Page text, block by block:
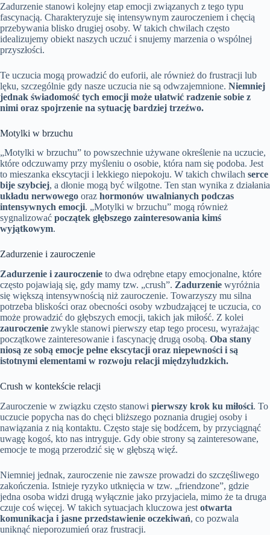
Zadurzenie stanowi kolejny etap emocji związanych z tego typu
fascynacją. Charakteryzuje się intensywnym zauroczeniem i chęcią
przebywania blisko drugiej osoby. W takich chwilach często
idealizujemy obiekt naszych uczuć i snujemy marzenia o wspólnej
przyszłości.
Te uczucia mogą prowadzić do euforii, ale również do frustracji lub
lęku, szczególnie gdy nasze uczucia nie są odwzajemnione. Niemniej
jednak świadomość tych emocji może ułatwić radzenie sobie z
nimi oraz spojrzenie na sytuację bardziej trzeźwo.
Motylki w brzuchu
„Motylki w brzuchu” to powszechnie używane określenie na uczucie,
które odczuwamy przy myśleniu o osobie, która nam się podoba. Jest
to mieszanka ekscytacji i lekkiego niepokoju. W takich chwilach serce
bije szybciej, a dłonie mogą być wilgotne. Ten stan wynika z działania
układu nerwowego oraz hormonów uwalnianych podczas
intensywnych emocji. „Motylki w brzuchu” mogą również
sygnalizować początek głębszego zainteresowania kimś
wyjątkowym.
Zadurzenie i zauroczenie
Zadurzenie i zauroczenie to dwa odrębne etapy emocjonalne, które
często pojawiają się, gdy mamy tzw. „crush”. Zadurzenie wyróżnia
się większą intensywnością niż zauroczenie. Towarzyszy mu silna
potrzeba bliskości oraz obecności osoby wzbudzającej te uczucia, co
może prowadzić do głębszych emocji, takich jak miłość. Z kolei
zauroczenie zwykle stanowi pierwszy etap tego procesu, wyrażając
początkowe zainteresowanie i fascynację drugą osobą. Oba stany
niosą ze sobą emocje pełne ekscytacji oraz niepewności i są
istotnymi elementami w rozwoju relacji międzyludzkich.
Crush w kontekście relacji
Zauroczenie w związku często stanowi pierwszy krok ku miłości. To
uczucie popycha nas do chęci bliższego poznania drugiej osoby i
nawiązania z nią kontaktu. Często staje się bodźcem, by przyciągnąć
uwagę kogoś, kto nas intryguje. Gdy obie strony są zainteresowane,
emocje te mogą przerodzić się w głębszą więź.
Niemniej jednak, zauroczenie nie zawsze prowadzi do szczęśliwego
zakończenia. Istnieje ryzyko utknięcia w tzw. „friendzone”, gdzie
jedna osoba widzi drugą wyłącznie jako przyjaciela, mimo że ta druga
czuje coś więcej. W takich sytuacjach kluczowa jest otwarta
komunikacja i jasne przedstawienie oczekiwań, co pozwala
uniknąć nieporozumień oraz frustracji.